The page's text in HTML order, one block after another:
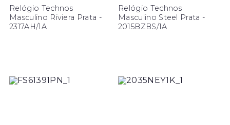
Relógio Technos
Masculino Riviera Prata -
2317AH/1A
Relógio Technos
Masculino Steel Prata -
2015BZBS/1A